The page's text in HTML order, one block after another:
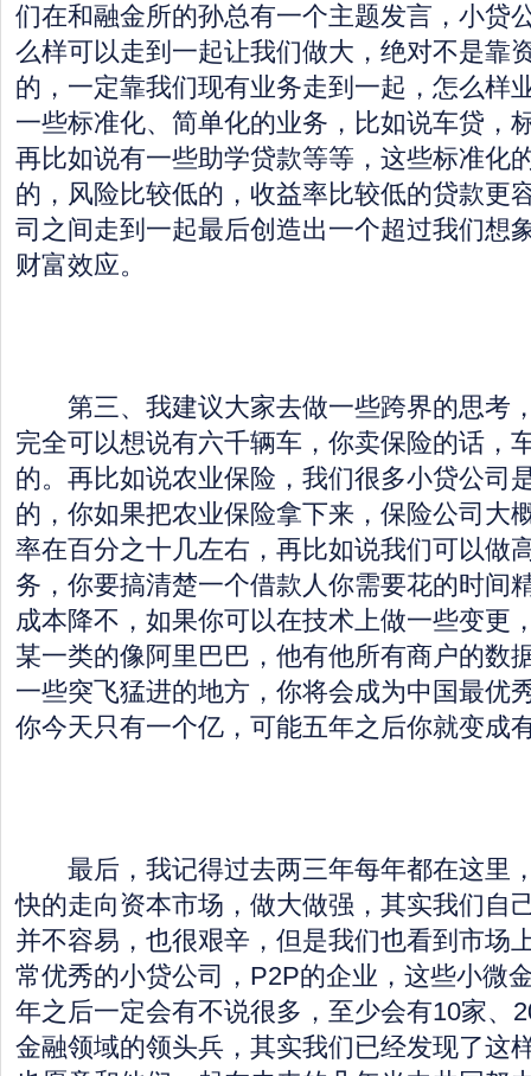
们在和融金所的孙总有一个主题发言，小贷
么样可以走到一起让我们做大，绝对不是靠
的，一定靠我们现有业务走到一起，怎么样
一些标准化、简单化的业务，比如说车贷，
再比如说有一些助学贷款等等，这些标准化
的，风险比较低的，收益率比较低的贷款更
司之间走到一起最后创造出一个超过我们想
财富效应。
第三、我建议大家去做一些跨界的思考
完全可以想说有六千辆车，你卖保险的话，
的。再比如说农业保险，我们很多小贷公司
的，你如果把农业保险拿下来，保险公司大
率在百分之十几左右，再比如说我们可以做
务，你要搞清楚一个借款人你需要花的时间
成本降不，如果你可以在技术上做一些变更
某一类的像阿里巴巴，他有他所有商户的数
一些突飞猛进的地方，你将会成为中国最优
你今天只有一个亿，可能五年之后你就变成
最后，我记得过去两三年每年都在这里
快的走向资本市场，做大做强，其实我们自
并不容易，也很艰辛，但是我们也看到市场
常优秀的小贷公司，P2P的企业，这些小微
年之后一定会有不说很多，至少会有10家、
金融领域的领头兵，其实我们已经发现了这